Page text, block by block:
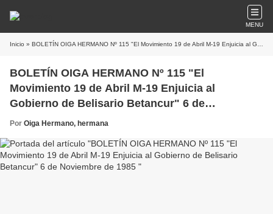
MENU
Inicio » BOLETÍN OIGA HERMANO Nº 115 "El Movimiento 19 de Abril M-19 Enjuicia al Gobierno de Belisario Betancur" 6 de Noviembre de 1985
BOLETÍN OIGA HERMANO Nº 115 "El
Movimiento 19 de Abril M-19 Enjuicia al
Gobierno de Belisario Betancur" 6 de
Noviembre de 1985
Por Oiga Hermano, hermana